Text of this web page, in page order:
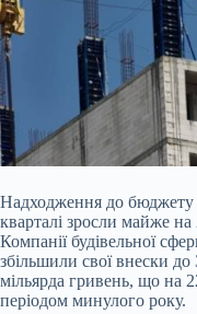
Надходження до бюджету
кварталі зросли майже
Компанії будівельної
збільшили свої внески
мільярда гривень, що на
періодом минулого року.